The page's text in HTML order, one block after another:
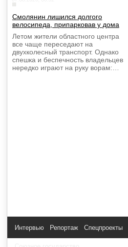
Смолянин лишился долгого
велосипеда, припарковав у дома
Летом жители областного центра
все чаще переседают на
двухколесный транспорт. Однако
спешка и беспечность владельцев
нередко играют на руку ворам:…
Интервью Репортаж Спецпроекты